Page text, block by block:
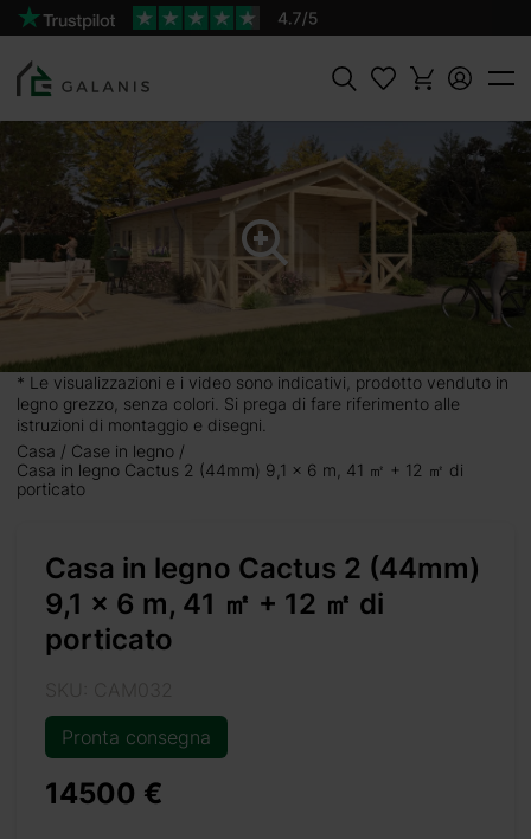
Cercare
* Le visualizzazioni e i video sono indicativi, prodotto venduto in
legno grezzo, senza colori. Si prega di fare riferimento alle
istruzioni di montaggio e disegni.
Casa
Case in legno
Casa in legno Cactus 2 (44mm) 9,1 x 6 m, 41 ㎡ + 12 ㎡ di
porticato
Casa in legno Cactus 2 (44mm)
9,1 x 6 m, 41 ㎡ + 12 ㎡ di
porticato
Pronta consegna
14500 €
Prodotto:
Cactus 2 Pareti da 44 mm
14500 €
+ 12
è
al
di
piccolo
porticato/